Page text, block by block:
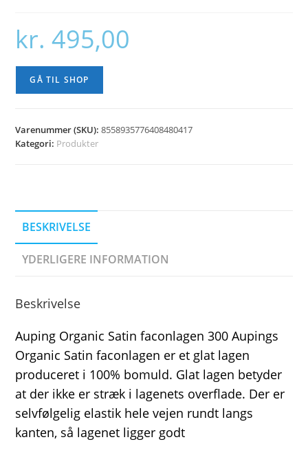
kr. 495,00
GÅ TIL SHOP
Varenummer (SKU):8558935776408480417
Kategori: Produkter
BESKRIVELSE
YDERLIGERE INFORMATION
Beskrivelse
Auping Organic Satin faconlagen 300 Aupings
Organic Satin faconlagen er et glat lagen
produceret i 100% bomuld. Glat lagen betyder
at der ikke er stræk i lagenets overflade. Der er
selvfølgelig elastik hele vejen rundt langs
kanten, så lagenet ligger godt